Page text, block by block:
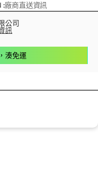
:廠商直送資訊
公司
訊
湊免運